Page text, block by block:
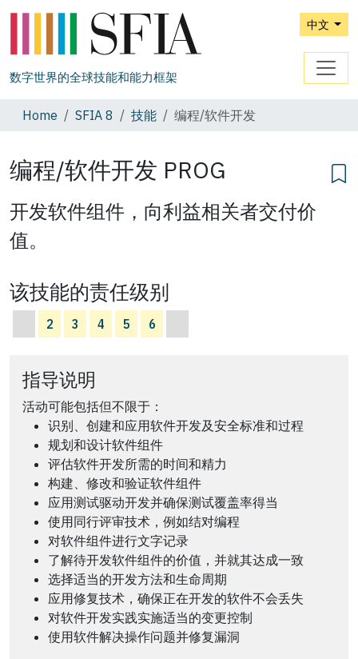
中文
数字世界的全球技能和能力框架
Home SFIA 8 技能 编程/软件开发
编程/软件开发 PROG
开发软件组件，向利益相关者交付价
值。
该技能的责任级别
2 3 4 5 6
指导说明
活动可能包括但不限于：
识别、创建和应用软件开发及安全标准和过程
规划和设计软件组件
评估软件开发所需的时间和精力
构建、修改和验证软件组件
应用测试驱动开发并确保测试覆盖率得当
使用同行评审技术，例如结对编程
对软件组件进行文字记录
了解待开发软件组件的价值，并就其达成一致
选择适当的开发方法和生命周期
应用修复技术，确保正在开发的软件不会丢失
对软件开发实践实施适当的变更控制
使用软件解决操作问题并修复漏洞